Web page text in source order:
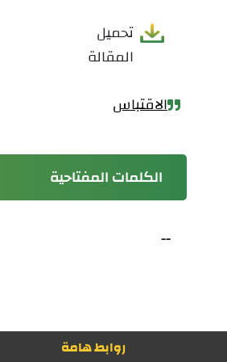
تحميل
المقالة
الاقتباس
الكلمات المفتاحية
--
روابط هامة